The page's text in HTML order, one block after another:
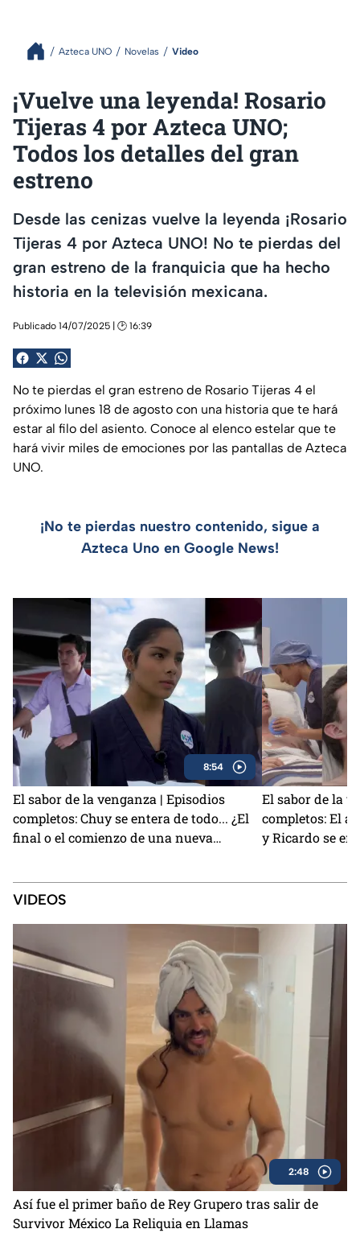
Azteca UNO Novelas Video
¡Vuelve una leyenda! Rosario
Tijeras 4 por Azteca UNO;
Todos los detalles del gran
estreno
Desde las cenizas vuelve la leyenda ¡Rosario
Tijeras 4 por Azteca UNO! No te pierdas del
gran estreno de la franquicia que ha hecho
historia en la televisión mexicana.
Publicado 14/07/2025 | 🕑 16:39
No te pierdas el gran estreno de Rosario Tijeras 4 el
próximo lunes 18 de agosto con una historia que te hará
estar al filo del asiento. Conoce al elenco estelar que te
hará vivir miles de emociones por las pantallas de Azteca
UNO.
¡No te pierdas nuestro contenido, sigue a
Azteca Uno en Google News!
8:54
El sabor de la venganza | Episodios
completos: Chuy se entera de todo... ¿El
final o el comienzo de una nueva
El sabor de la
completos: El
y Ricardo se
VIDEOS
2:48
Así fue el primer baño de Rey Grupero tras salir de
Survivor México La Reliquia en Llamas